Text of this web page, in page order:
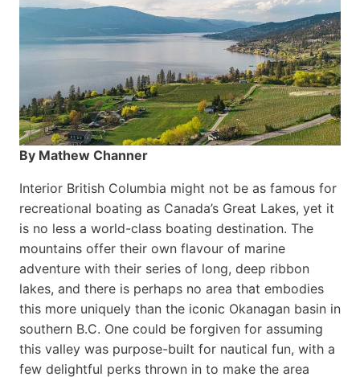
By Mathew Channer
Interior British Columbia might not be as famous for
recreational boating as Canada’s Great Lakes, yet it
is no less a world-class boat­ing destination. The
mountains offer their own flavour of marine
adventure with their series of long, deep ribbon
lakes, and there is perhaps no area that embodies
this more uniquely than the iconic Okanagan basin in
southern B.C. One could be forgiven for assuming
this valley was purpose-built for nautical fun, with a
few delightful perks thrown in to make the area